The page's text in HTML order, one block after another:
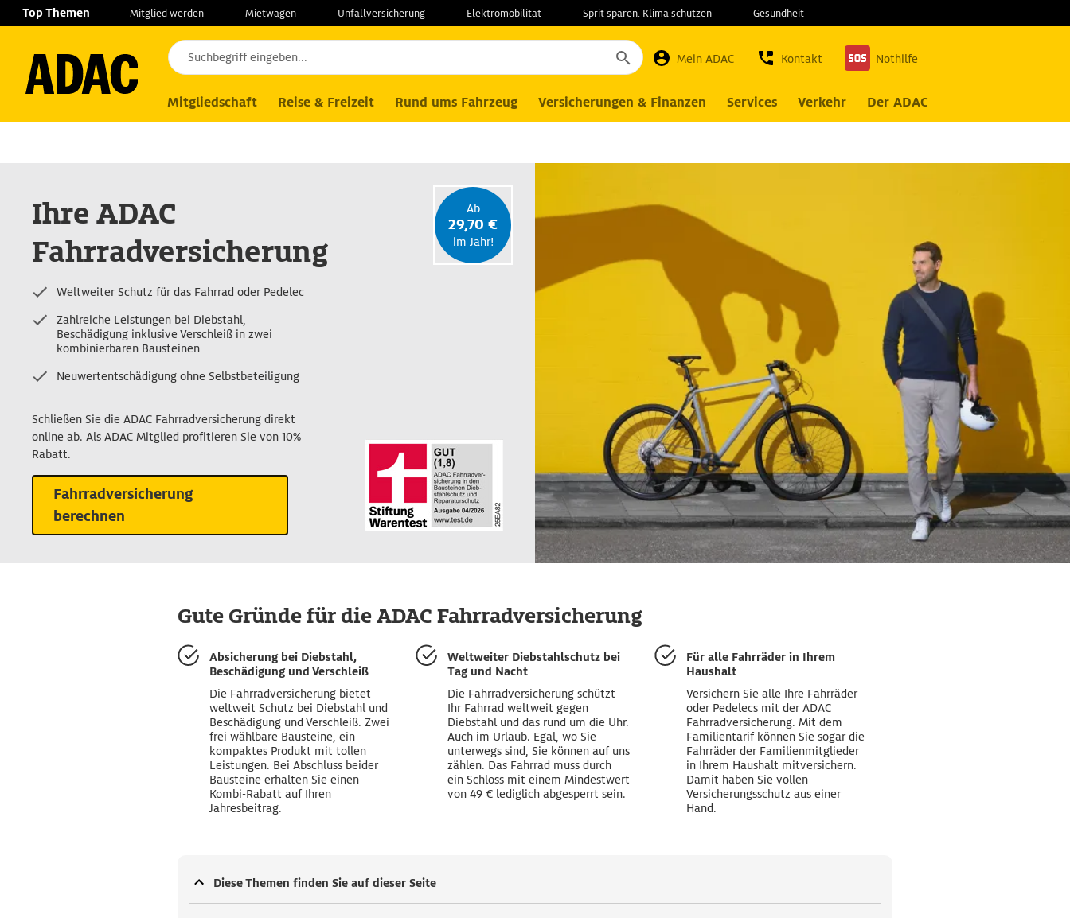
NavigationSucheSeiteninhaltFußzeile
Top Themen Mitglied werden Mietwagen Unfallversicherung Elektromobilität Sprit sparen. Klima schützen Gesundheit
Mein ADAC Kontakt Nothilfe
Mitgliedschaft Reise & Freizeit Rund ums Fahrzeug Versicherungen & Finanzen Services Verkehr Der ADAC
Produkte Versicherungen Fahrradversicherung Tarife & Leistungen
Ihre ADAC
Fahrradversicherung
Weltweiter Schutz für das Fahrrad oder Pedelec
Zahlreiche Leistungen bei Diebstahl,
Beschädigung inklusive Verschleiß in zwei
kombinierbaren Bausteinen
Neuwertentschädigung ohne Selbstbeteiligung
Schließen Sie die ADAC Fahrradversicherung direkt
online ab. Als ADAC Mitglied profitieren Sie von 10%
Rabatt.
Fahrradversicherung
berechnen
Ab
29,70 €
im Jahr!
Gute Gründe für die ADAC Fahrradversicherung
Absicherung bei Diebstahl,
Beschädigung und Verschleiß
Die Fahrradversicherung bietet
weltweit Schutz bei Diebstahl und
Beschädigung und Verschleiß. Zwei
frei wählbare Bausteine, ein
kompaktes Produkt mit tollen
Leistungen. Bei Abschluss beider
Bausteine erhalten Sie einen
Kombi-Rabatt auf Ihren
Jahresbeitrag.
Weltweiter Diebstahlschutz bei
Tag und Nacht
Die Fahrradversicherung schützt
Ihr Fahrrad weltweit gegen
Diebstahl und das rund um die Uhr.
Auch im Urlaub. Egal, wo Sie
unterwegs sind, Sie können auf uns
zählen. Das Fahrrad muss durch
ein Schloss mit einem Mindestwert
von 49 € lediglich abgesperrt sein.
Für alle Fahrräder in Ihrem
Haushalt
Versichern Sie alle Ihre Fahrräder
oder Pedelecs mit der ADAC
Fahrradversicherung. Mit dem
Familientarif können Sie sogar die
Fahrräder der Familienmitglieder
in Ihrem Haushalt mitversichern.
Damit haben Sie vollen
Versicherungsschutz aus einer
Hand.
Diese Themen finden Sie auf dieser Seite